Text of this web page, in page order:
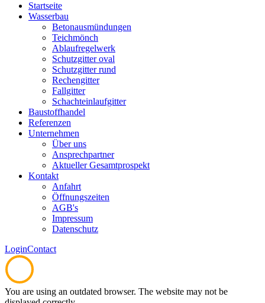
Startseite
Wasserbau
Betonausmündungen
Teichmönch
Ablaufregelwerk
Schutzgitter oval
Schutzgitter rund
Rechengitter
Fallgitter
Schachteinlaufgitter
Baustoffhandel
Referenzen
Unternehmen
Über uns
Ansprechpartner
Aktueller Gesamtprospekt
Kontakt
Anfahrt
Öffnungszeiten
AGB's
Impressum
Datenschutz
LoginContact
You are using an outdated browser. The website may not be